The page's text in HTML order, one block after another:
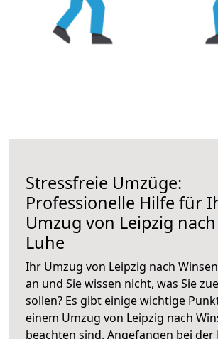
Stressfreie Umzüge:
Professionelle Hilfe für
Umzug von Leipzig
Luhe
Ihr Umzug von Leipzig nach
an und Sie wissen nicht, was Sie
sollen? Es gibt einige wichtige
einem Umzug von Leipzig nach
beachten sind. Angefangen bei der